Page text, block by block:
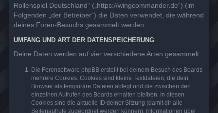
Rollenspiel Deutschland“ („https://wingcommander.de“) (im
Folgenden „der Betreiber“) die Daten verwendet, die während
deines Foren-Besuchs gesammelt werden.
UMFANG UND ART DER DATENSPEICHERUNG
Deine Daten werden auf vier verschiedene Arten gesammelt:
Die Forensoftware phpBB erstellt bei deinem Besuch des Boards
mehrere Cookies. Cookies sind kleine Textdateien, die dein
Browser als temporäre Dateien ablegt und die zwischen den
einzelnen Aufrufen des Boards erhalten bleiben. In diesen
Cookies sind die aktuelle ID deiner Sitzung (damit dir alle
Seitenaufrufe zugeordnet werden können), Informationen über